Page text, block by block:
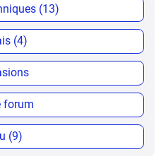
(13)
(4)
forum
(9)